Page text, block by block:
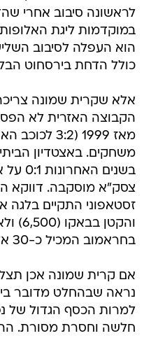
לראשונה סיבוב אחרי
במוקדמות ליגת
כולל הדחת בירסחוט
אלא שקרית שמונה צריכה
הקבוצה האזרית לא
משחקים. באצטדיון
צסק"א מוסקבה. דווקא
זסטאפוני התקיים בלגה
בחראמוב המכיל כ-30 אלף מקומות.
אם קרית שמונה אכן
נראה שבהחלט מדובר
למרות הכסף הגדול של
חלשה וחסרת מסורת.